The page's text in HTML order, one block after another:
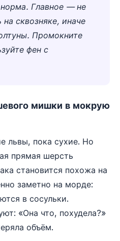
Главное — не
сквозняке, иначе
Промокните
фен с
мишки в мокрую
львы, пока сухие. Но
прямая шерсть
становится похожа на
заметно на морде:
в сосульки.
«Она что, похудела?»
объём.